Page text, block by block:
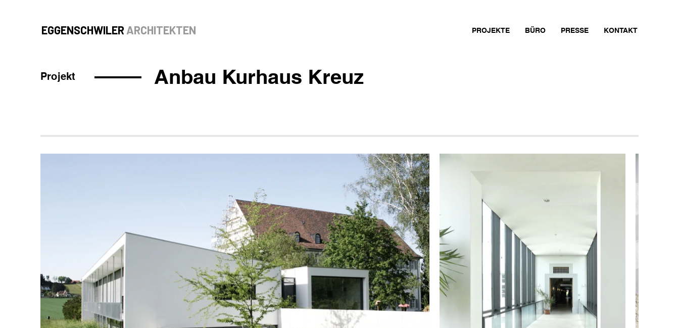
EGGENSCHWILER ARCHITEKTEN PROJEKTE BÜRO PRESSE KONTAKT
Projekt Anbau Kurhaus Kreuz